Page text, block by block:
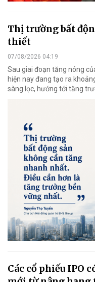
Thị trường bất
thiết
07/08/2026 04:19
Sau giai đoạn tăng nóng
hiện nay đang tạo ra
sàng lọc, hướng tới tăng
Các cổ phiếu IPO